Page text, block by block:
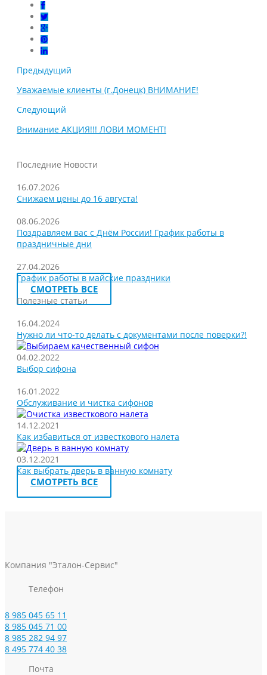
Предыдущий
Уважаемые клиенты (г.Донецк) ВНИМАНИЕ!
Следующий
Внимание АКЦИЯ!!! ЛОВИ МОМЕНТ!
Последние Новости
16.07.2026
Снижаем цены до 16 августа!
08.06.2026
Поздравляем вас с Днём России! График работы в
праздничные дни
27.04.2026
График работы в майские праздники
СМОТРЕТЬ ВСЕ
Полезные статьи
16.04.2024
Нужно ли что-то делать с документами после поверки?!
04.02.2022
Выбор сифона
16.01.2022
Обслуживание и чистка сифонов
14.12.2021
Как избавиться от известкового налета
03.12.2021
Как выбрать дверь в ванную комнату
СМОТРЕТЬ ВСЕ
Компания "Эталон-Сервис"
Телефон
8 985 045 65 11
8 985 045 71 00
8 985 282 94 97
8 495 774 40 38
Почта